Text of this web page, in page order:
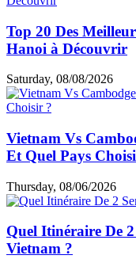
Top 20 Des
Hanoi à Découvrir
Saturday, 08/08/2026
Vietnam Vs
Et Quel Pays
Thursday, 08/06/2026
Quel Itinéraire De
Vietnam ?